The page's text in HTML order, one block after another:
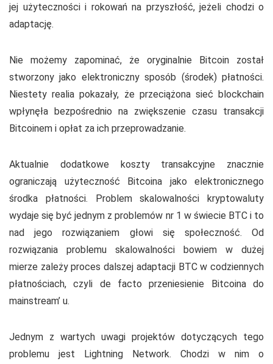
jej użyteczności i rokowań na przyszłość, jeżeli chodzi o
adaptację.
Nie możemy zapominać, że oryginalnie Bitcoin został
stworzony jako elektroniczny sposób (środek) płatności.
Niestety realia pokazały, że przeciążona sieć blockchain
wpłynęła bezpośrednio na zwiększenie czasu transakcji
Bitcoinem i opłat za ich przeprowadzanie.
Aktualnie dodatkowe koszty transakcyjne znacznie
ograniczają użyteczność Bitcoina jako elektronicznego
środka płatności. Problem skalowalności kryptowaluty
wydaje się być jednym z problemów nr 1 w świecie BTC i to
nad jego rozwiązaniem głowi się społeczność. Od
rozwiązania problemu skalowalności bowiem w dużej
mierze zależy proces dalszej adaptacji BTC w codziennych
płatnościach, czyli de facto przeniesienie Bitcoina do
mainstream’ u.
Jednym z wartych uwagi projektów dotyczących tego
problemu jest Lightning Network. Chodzi w nim o